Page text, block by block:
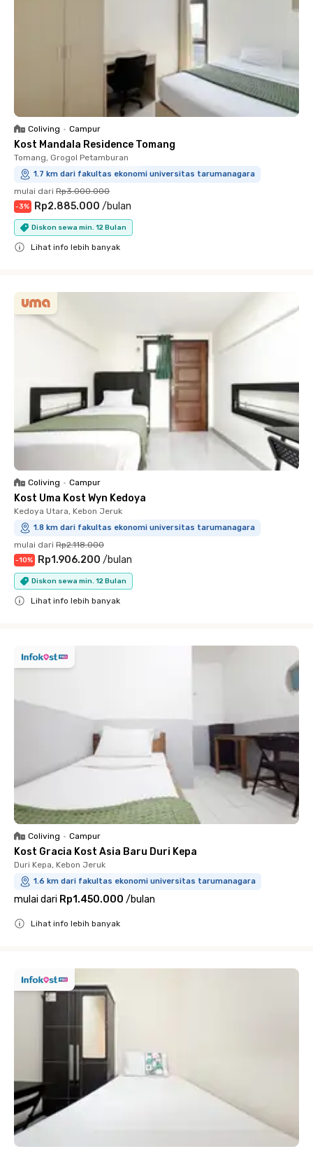
Coliving • Campur
Kost Mandala Residence Tomang
Tomang, Grogol Petamburan
1.7 km dari fakultas ekonomi universitas tarumanagara
mulai dari Rp3.000.000
-3% Rp2.885.000 /bulan
Diskon sewa min. 12 Bulan
Lihat info lebih banyak
Coliving • Campur
Kost Uma Kost Wyn Kedoya
Kedoya Utara, Kebon Jeruk
1.8 km dari fakultas ekonomi universitas tarumanagara
mulai dari Rp2.118.000
-10% Rp1.906.200 /bulan
Diskon sewa min. 12 Bulan
Lihat info lebih banyak
Coliving • Campur
Kost Gracia Kost Asia Baru Duri Kepa
Duri Kepa, Kebon Jeruk
1.6 km dari fakultas ekonomi universitas tarumanagara
mulai dari Rp1.450.000 /bulan
Lihat info lebih banyak